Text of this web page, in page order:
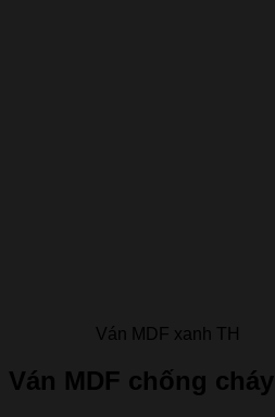
Ván MDF xanh TH
Ván MDF chống cháy